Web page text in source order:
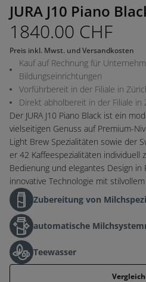
JURA J10 Piano
1840.00 CHF
Preis inkl. Mwst. und Versandkosten
Kauf auf Rechnung für
Bildungseinrichtungen
Vorführbereit in der Filiale in
Direkt abholbereit in der Filiale in
Der JURA J10 Piano Black ist ein
vielseitigen Genuss auf Premium-
Light Brew Spezialitäten sowie der
er 42 Kaffeespezialitäten individuell
Bedienung und elegantes Design in
innovative Technologie mit
Zubereitung von
automatische
Teewasser